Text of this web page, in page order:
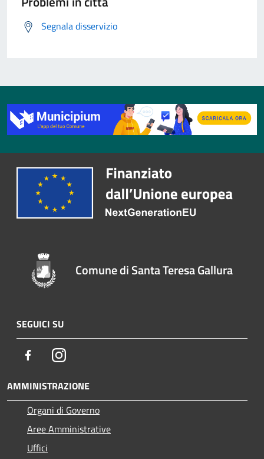
Segnala disservizio
Comune di Santa Teresa Gallura
SEGUICI SU
FacebookInstagram
AMMINISTRAZIONE
Organi di Governo
Aree Amministrative
Uffici